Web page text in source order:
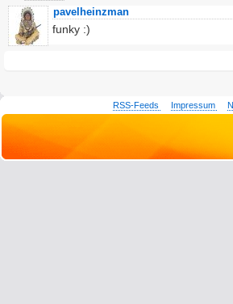
pavelheinzman
funky :)
RSS-Feeds Impressum